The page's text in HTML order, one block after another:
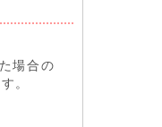
場合の
。